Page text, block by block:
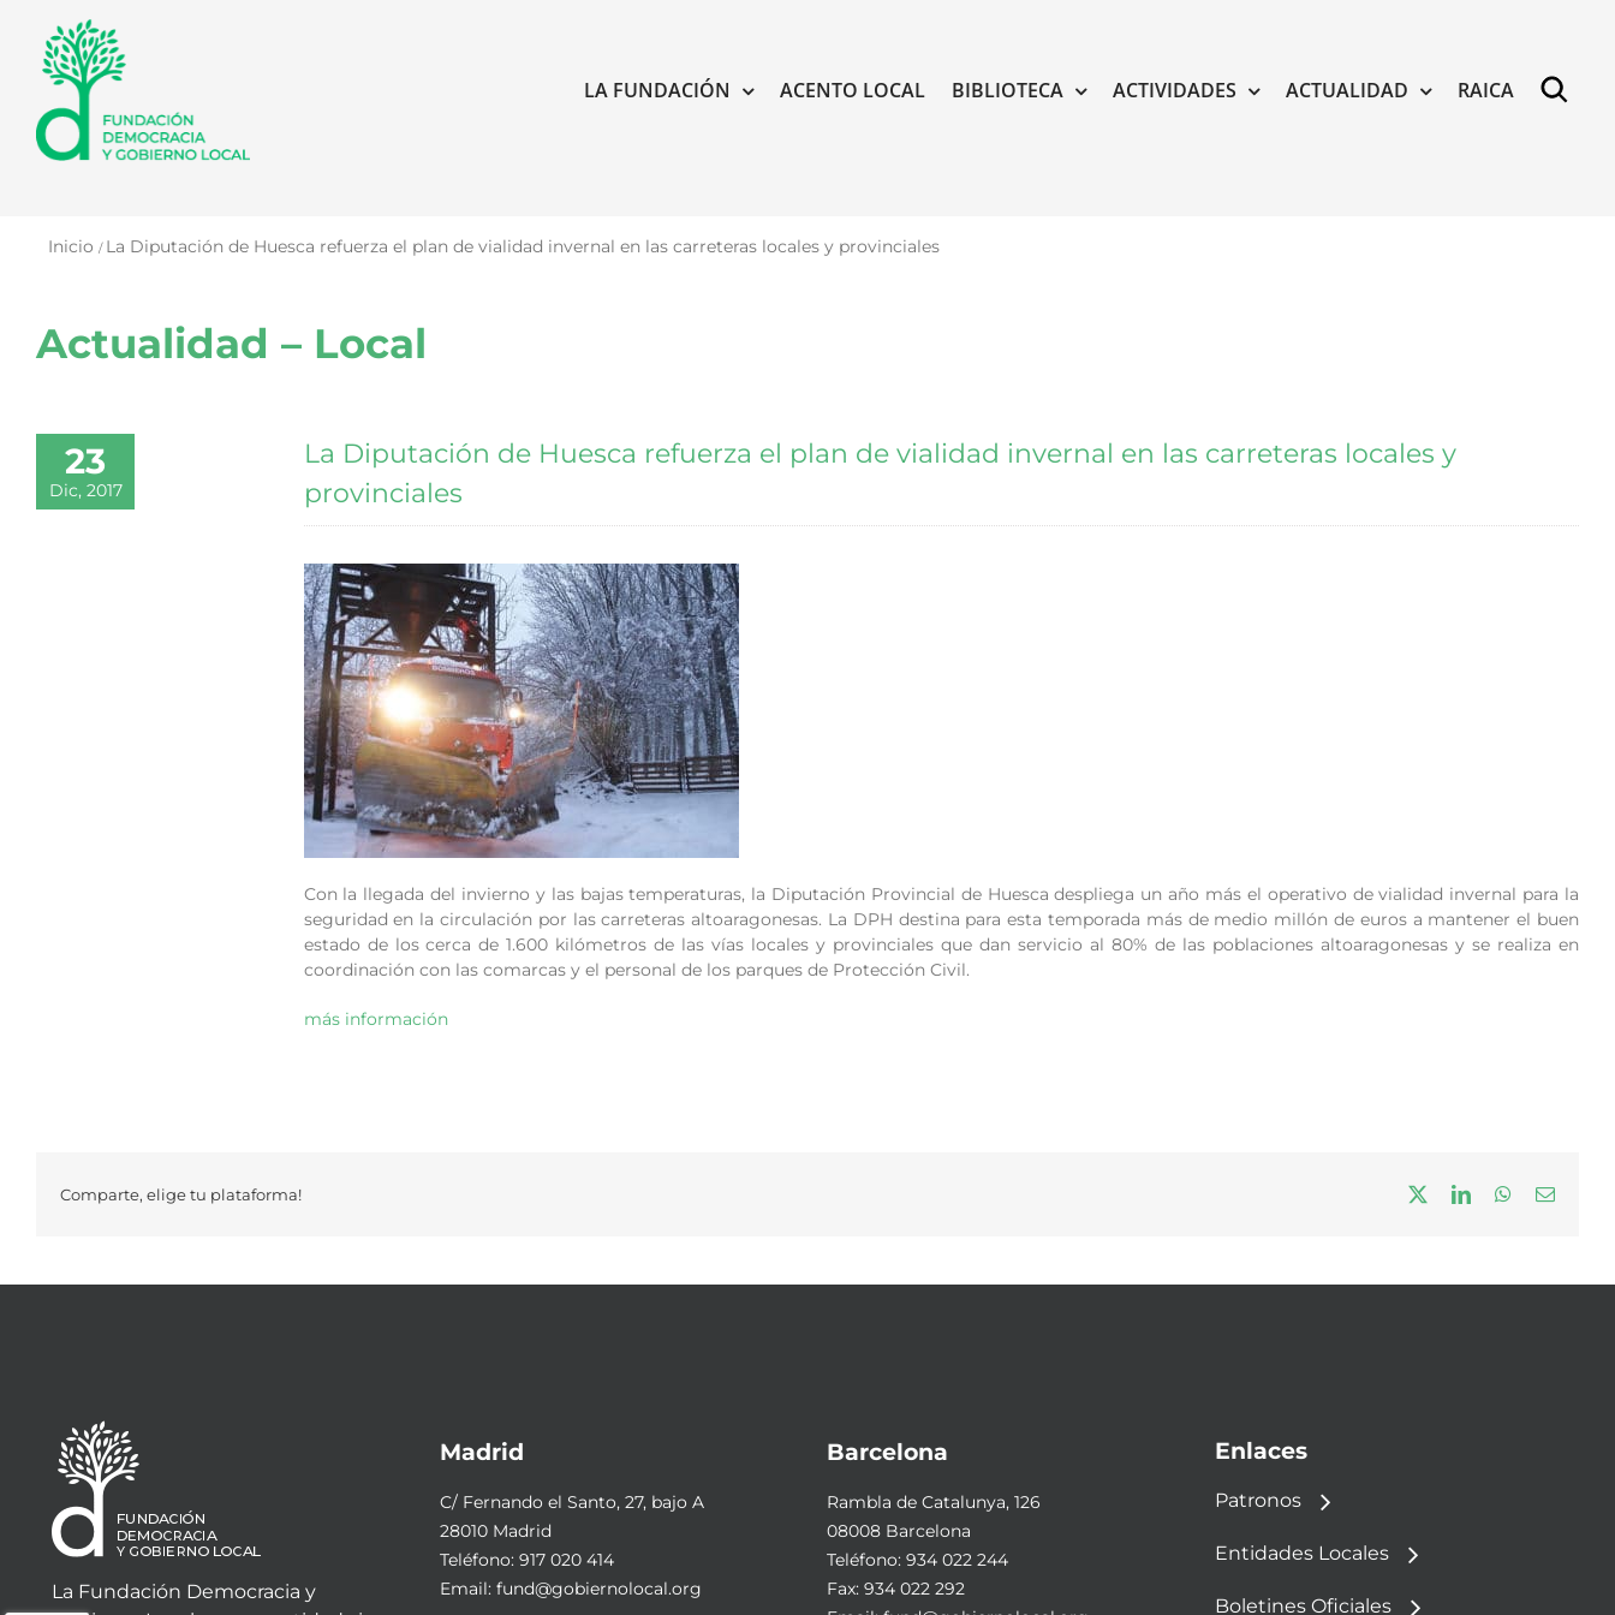
contenido
LA FUNDACIÓN ACENTO LOCAL BIBLIOTECA ACTIVIDADES ACTUALIDAD RAICA
Inicio La Diputación de Huesca refuerza el plan de vialidad invernal en las carreteras locales y provinciales
Actualidad – Local
23
Dic, 2017
La Diputación de Huesca refuerza el plan de vialidad invernal en las carreteras locales y
provinciales
Con la llegada del invierno y las bajas temperaturas, la Diputación Provincial de Huesca despliega un año más el operativo de vialidad invernal para la
seguridad en la circulación por las carreteras altoaragonesas. La DPH destina para esta temporada más de medio millón de euros a mantener el buen
estado de los cerca de 1.600 kilómetros de las vías locales y provinciales que dan servicio al 80% de las poblaciones altoaragonesas y se realiza en
coordinación con las comarcas y el personal de los parques de Protección Civil.
más información
Comparte, elige tu plataforma! LinkedInWhatsApp
Correo
La Fundación Democracia y
Madrid
C/ Fernando el Santo, 27, bajo A
28010 Madrid
Teléfono: 917 020 414
Email: fund@gobiernolocal.org
Barcelona
Rambla de Catalunya, 126
08008 Barcelona
Teléfono: 934 022 244
Fax: 934 022 292
Enlaces
Patronos
Entidades Locales
Boletines Oficiales